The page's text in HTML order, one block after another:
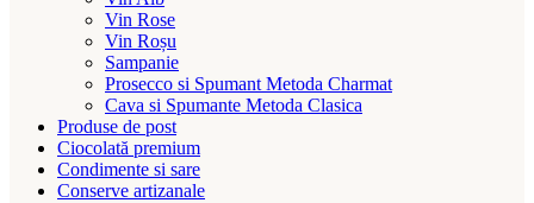
Vin Rose
Vin Roșu
Sampanie
Prosecco si Spumant Metoda Charmat
Cava si Spumante Metoda Clasica
Produse de post
Ciocolată premium
Condimente si sare
Conserve artizanale